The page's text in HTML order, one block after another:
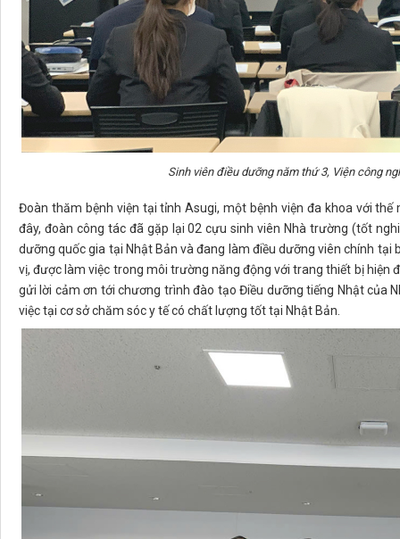
Sinh viên điều dưỡng năm thứ 3, Viện công
Đoàn thăm bệnh viện tại tỉnh Asugi, một bệnh viện đa khoa với
đây, đoàn công tác đã gặp lại 02 cựu sinh viên Nhà trường (tốt
dưỡng quốc gia tại Nhật Bản và đang làm điều dưỡng viên chính tại
vị, được làm việc trong môi trường năng động với trang thiết bị hiện
gửi lời cảm ơn tới chương trình đào tạo Điều dưỡng tiếng Nhật của
việc tại cơ sở chăm sóc y tế có chất lượng tốt tại Nhật Bản.